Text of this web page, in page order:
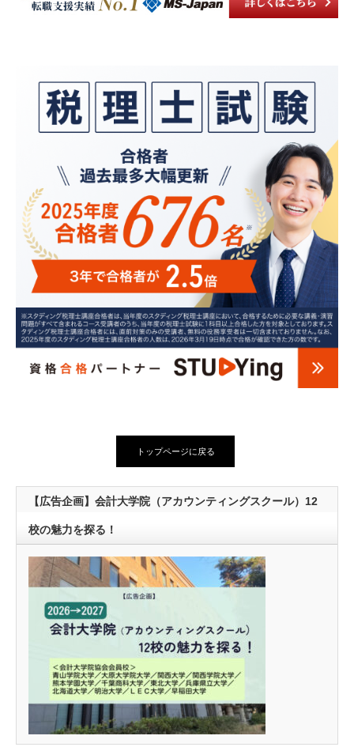
トップページに戻る
【広告企画】会計大学院（アカウンティングスクール）12
校の魅力を探る！